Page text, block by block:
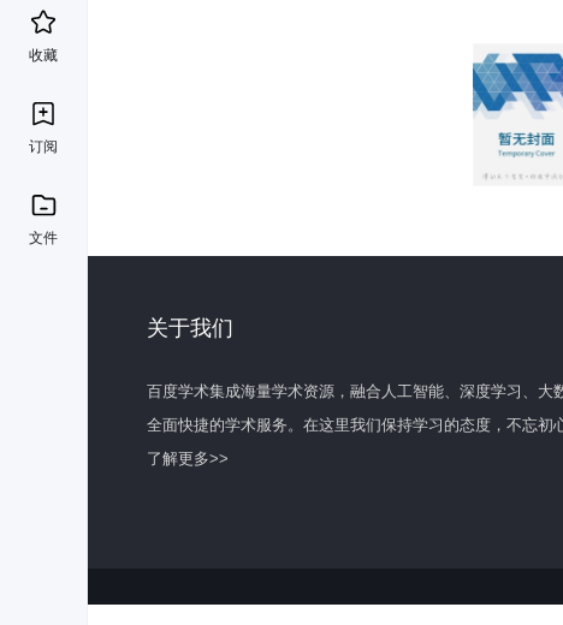
收藏
订阅
文件
关于我们
百度学术集成海量学术资源，融合人工智能、深度学习、大
全面快捷的学术服务。在这里我们保持学习的态度，不忘初
了解更多>>